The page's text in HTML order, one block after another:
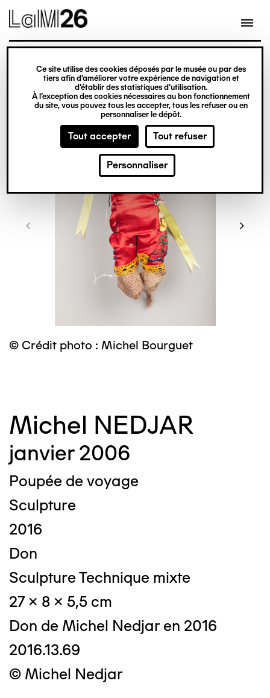
Gestion des cookies
Ce site utilise des cookies déposés par le musée ou par des
tiers afin d’améliorer votre expérience de navigation et
d’établir des statistiques d’utilisation.
À l’exception des cookies nécessaires au bon fonctionnement
du site, vous pouvez tous les accepter, tous les refuser ou en
personnaliser le dépôt.
Tout accepter Tout refuser
Personnaliser
contenu
© Crédit photo : Michel Bourguet
Michel NEDJAR
janvier 2006
Poupée de voyage
Sculpture
2016
Don
Sculpture Technique mixte
27 x 8 x 5,5 cm
Don de Michel Nedjar en 2016
2016.13.69
© Michel Nedjar